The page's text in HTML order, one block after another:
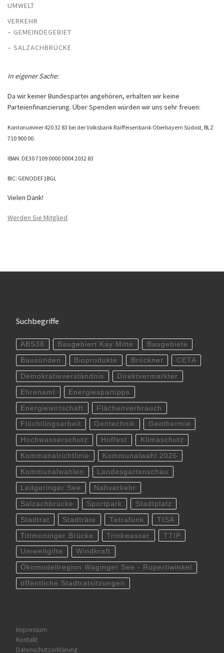
UMWELT
VERKEHR
– GEMEINDEGEBIET
– SALZACHBRÜCKE
In eigener Sache:
Da wir keiner Bundespartei angehören, erhalten wir keine
Parteienfinanzierung. Über Spenden würden wir uns sehr freuen:
Kontonummer 420 32 83 bei der Volksbank Raiffeisenbank Oberbayern Südost, BLZ
710 900 00.
IBAN: DE30 7109 0000 0004 2032 83
BIC: GENODEF1BGL
Vielen Dank!
Werden Sie Mitglied
Suchbegriffe
ABS38 Baugebiert Kay Mitte Baugebiete
Bausünden Bioprodukte Brückner CETA
Demokratieverständnis Direktvermarkter
Ehrenamt Energiespartipps
Energiewirtschaft Flächenverbrauch
Flüchtlingsarbeit Gentechnik Geothermie
Hochwasserschutz Hoffest Klimaschutz
Kommanalrichtlinie Kommunalwahl 2026
Kommunalwahlen Landesgartenschau
Leitgeringer See Nahverkehr
Salzachbrücke Sportpark Stadtplatz
Stadtrat Stadträte Tetrafunk TISA
Tittmoninger Brücke Trinkwasser TTIP
Umweltgifte Windkraft
Ökomodellregion Waginger See - Rupertiwinkel
öffentliche Stadtratsitzungen
Impressum
Kontakt
Datenschutzerklärung